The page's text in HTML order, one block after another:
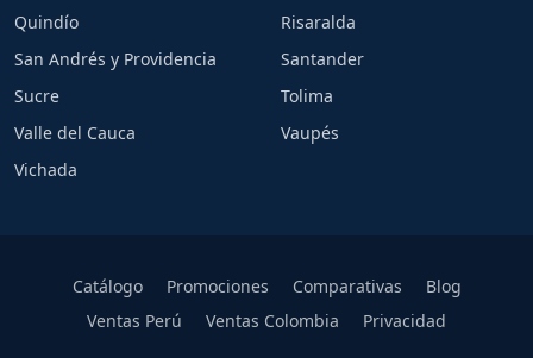
Quindío
Risaralda
San Andrés y Providencia
Santander
Sucre
Tolima
Valle del Cauca
Vaupés
Vichada
Catálogo Promociones Comparativas
Blog
Ventas Perú
Ventas Colombia Privacidad